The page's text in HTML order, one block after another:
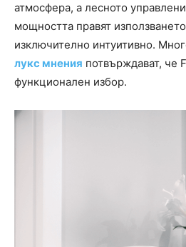
атмосфера, а лесното
мощността правят
изключително интуитивно.
лукс мнения потвърждават, че
функционален избор.